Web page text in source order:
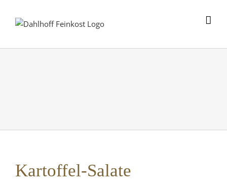
Kartoffel-Salate